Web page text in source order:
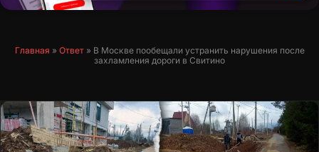
Главная » Ответ» В Москве пообещали устранить нарушения после
захламления дороги в Свитино